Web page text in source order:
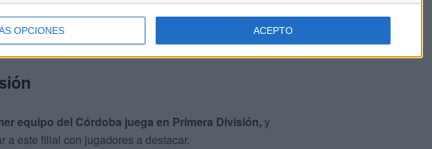
OPCIONES ACEPTO
equipo del Córdoba juega en Primera División, y
a este filial con jugadores a destacar.